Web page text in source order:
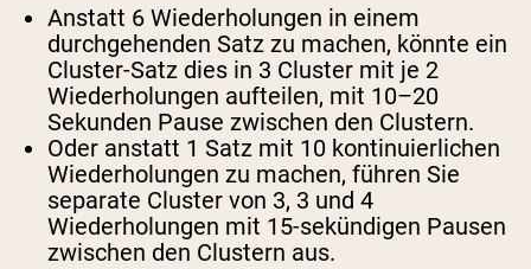
Anstatt 6 Wiederholungen in einem
durchgehenden Satz zu machen, könnte ein
Cluster-Satz dies in 3 Cluster mit je 2
Wiederholungen aufteilen, mit 10–20
Sekunden Pause zwischen den Clustern.
Oder anstatt 1 Satz mit 10 kontinuierlichen
Wiederholungen zu machen, führen Sie
separate Cluster von 3, 3 und 4
Wiederholungen mit 15-sekündigen Pausen
zwischen den Clustern aus.